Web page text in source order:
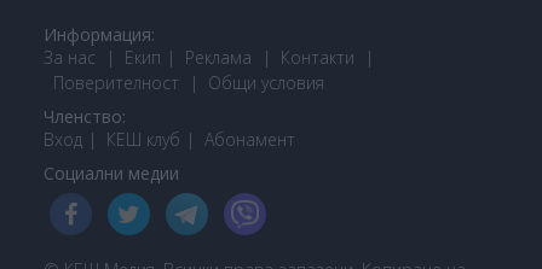
Информация:
За нас
Екип Реклама
Контакти
Поверителност
Общи условия
Членство:
Вход
КЕШ клуб Абонамент
Социални медии